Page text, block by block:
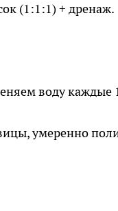
(1:1:1) + дренаж.
воду каждые
умеренно